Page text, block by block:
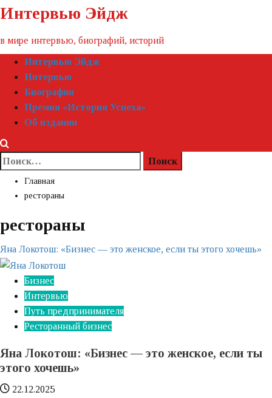
Пропустить
контент
Интервью Эйдж
в мире интервью, биографий, историй
Первичное
меню
Интервью Эйдж
Интервью
Биографии
Премия «‎История Успеха»‎
Об издании
Найти:
Главная
рестораны
рестораны
Яна Локотош: «‎Бизнес — это женское, если ты этого хочешь»‎
Бизнес
Интервью
Путь предпринимателя
Ресторанный бизнес
Яна Локотош: «‎Бизнес — это женское, если ты
этого хочешь»‎
22.12.2025